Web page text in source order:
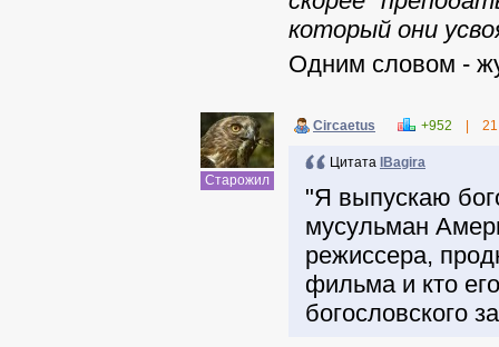
который они
Одним словом -
Старожил
Circaetus +952
Цитата IBagira
"Я выпускаю
мусульман
режиссера,
фильма и кто
богословского